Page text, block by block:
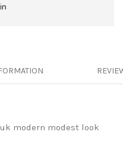
modern modest look